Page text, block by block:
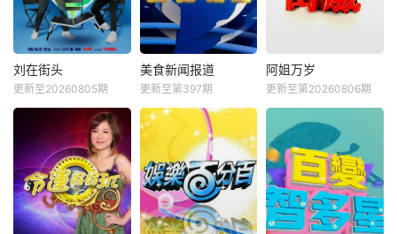
刘在街头
更新至20260805期
美食新闻报道
更新至第397期
阿姐万岁
更新至第20260806期